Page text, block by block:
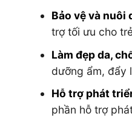
Bảo vệ và nuôi
trợ tối ưu cho
Làm đẹp da,
dưỡng ẩm, đẩy
Hỗ trợ phát
phần hỗ trợ